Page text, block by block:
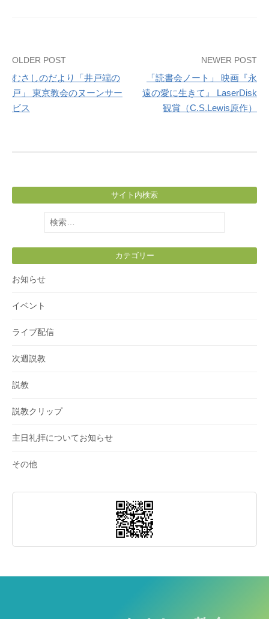
Post
navigation
OLDER POST
むさしのだより「井戸端の
戸」 東京教会のヌーンサー
ビス
NEWER POST
「読書会ノート」 映画『永
遠の愛に生きて』 LaserDisk
観賞（C.S.Lewis原作）
サイト内検索
検
索:
カテゴリー
お知らせ
イベント
ライブ配信
次週説教
説教
説教クリップ
主日礼拝についてお知らせ
その他